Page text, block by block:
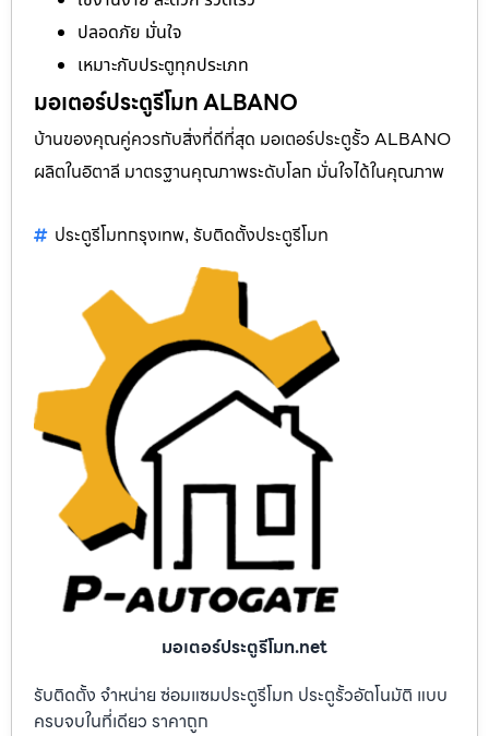
ปลอดภัย มั่นใจ
เหมาะกับประตูทุกประเภท
มอเตอร์ประตูรีโมท ALBANO
บ้านของคุณคู่ควรกับสิ่งที่ดีที่สุด มอเตอร์ประตูรั้ว ALBANO
ผลิตในอิตาลี มาตรฐานคุณภาพระดับโลก มั่นใจได้ในคุณภาพ
ประตูรีโมทกรุงเทพ, รับติดตั้งประตูรีโมท
มอเตอร์ประตูรีโมท.net
รับติดตั้ง จำหน่าย ซ่อมแซมประตูรีโมท ประตูรั้วอัตโนมัติ แบบ
ครบจบในที่เดียว ราคาถูก